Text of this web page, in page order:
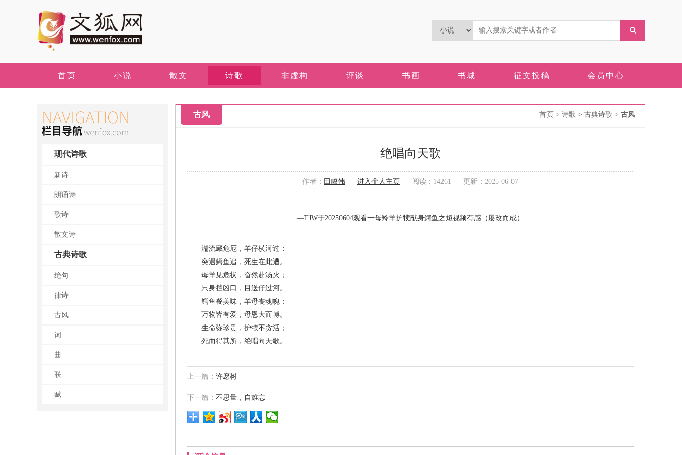
首页 小说 散文 诗歌 非虚构 评谈 书画 书城 征文投稿 会员中心
现代诗歌
新诗
朗诵诗
歌诗
散文诗
古典诗歌
绝句
律诗
古风
词
曲
联
赋
古风 首页 > 诗歌 > 古典诗歌 > 古风
绝唱向天歌
作者： 田畯伟 进入个人主页 阅读：14261 更新：2025-06-07
—TJW于20250604观看一母羚羊护犊献身鳄鱼之短视频有感（屡改而成）
湍流藏危厄，羊仔横河过；
突遇鳄鱼追，死生在此遭。
母羊见危状，奋然赴汤火；
只身挡凶口，目送仔过河。
鳄鱼餐美味，羊母丧魂魄；
万物皆有爱，母恩大而博。
生命弥珍贵，护犊不贪活；
死而得其所，绝唱向天歌。
上一篇： 许愿树
下一篇： 不思量，自难忘